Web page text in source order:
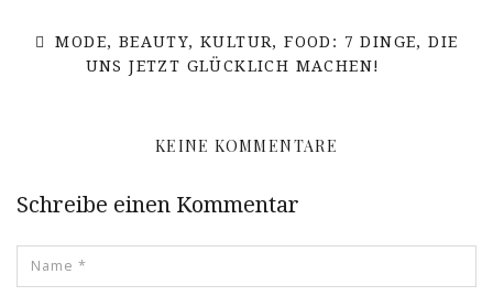
MODE, BEAUTY, KULTUR, FOOD: 7 DINGE, DIE
UNS JETZT GLÜCKLICH MACHEN!
KEINE KOMMENTARE
Schreibe einen Kommentar